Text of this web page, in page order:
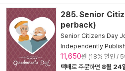
285. Senior
perback)
Senior Citizens Day
Independently
11,650원 (18% 할인 /
택배로 주문하면 8월 24